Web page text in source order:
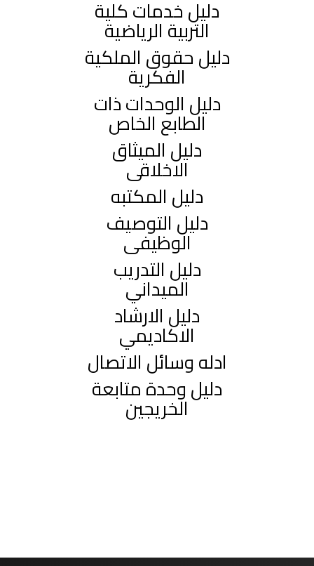
دليل خدمات كلية
التربية الرياضية
دليل حقوق الملكية
الفكرية
دليل الوحدات ذات
الطابع الخاص
دليل الميثاق
الاخلاقى
دليل المكتبه
دليل التوصيف
الوظيفى
دليل التدريب
الميداني
دليل الارشاد
الاكاديمي
ادله وسائل الاتصال
دليل وحدة متابعة
الخريجين